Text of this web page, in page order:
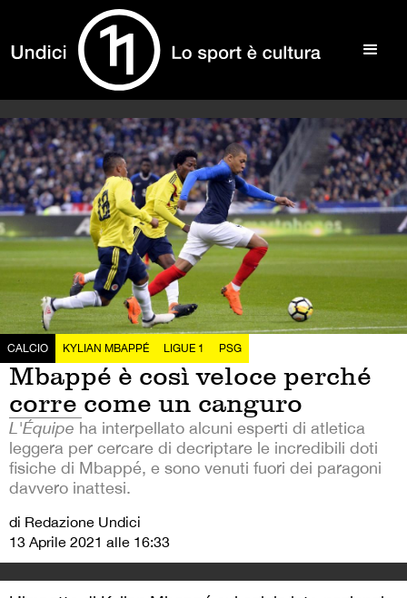
CALCIO KYLIAN MBAPPÉ LIGUE 1 PSG
Mbappé è così veloce perché
corre come un canguro
L'Équipe ha interpellato alcuni esperti di atletica
leggera per cercare di decriptare le incredibili doti
fisiche di Mbappé, e sono venuti fuori dei paragoni
davvero inattesi.
di Redazione Undici
13 Aprile 2021 alle 16:33